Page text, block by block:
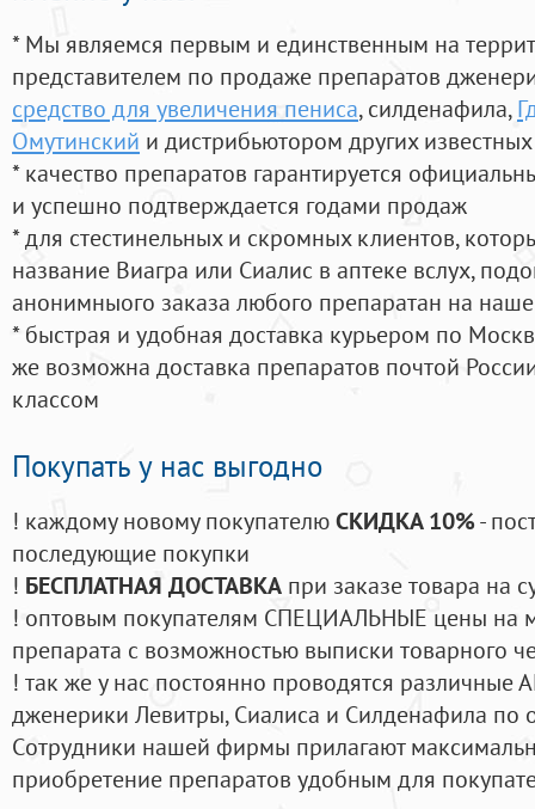
* Мы являемся первым и единственным на
представителем по продаже препаратов
средство для увеличения пениса, силденафила,
Омутинский и дистрибьютором других
* качество препаратов гарантируется
и успешно подтверждается годами продаж
* для стестинельных и скромных клиентов,
название Виагра или Сиалис в аптеке вслух,
анонимныого заказа любого препаратан на
* быстрая и удобная доставка курьером по
же возможна доставка препаратов почтой
классом
Покупать у нас выгодно
! каждому новому покупателюСКИДКА 10%-
последующие покупки
! БЕСПЛАТНАЯ ДОСТАВКА при заказе товара на
! оптовым покупателям СПЕЦИАЛЬНЫЕ цены на
препарата с возможностью выписки товарного
! так же у нас постоянно проводятся
дженерики Левитры, Сиалиса и Силденафила по
Cотрудники нашей фирмы прилагают
приобретение препаратов удобным для